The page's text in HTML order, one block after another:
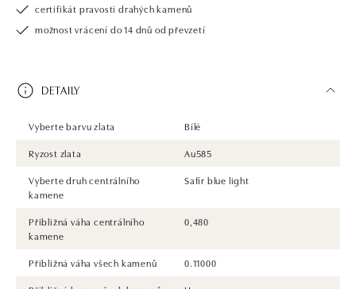
certifikát pravosti drahých kamenů
možnost vrácení do 14 dnů od převzetí
DETAILY
Vyberte barvu zlata
Bílé
Ryzost zlata
Au585
Vyberte druh centrálního
kamene
Safír blue light
Přibližná váha centrálního
kamene
0,480
Přibližná váha všech kamenů
0.11000